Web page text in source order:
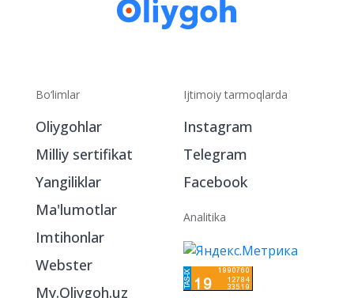
Bo‘limlar
Oliygohlar
Milliy sertifikat
Yangiliklar
Ma'lumotlar
Imtihonlar
Webster
My.Oliygoh.uz
Ijtimoiy tarmoqlarda
Instagram
Telegram
Facebook
Analitika